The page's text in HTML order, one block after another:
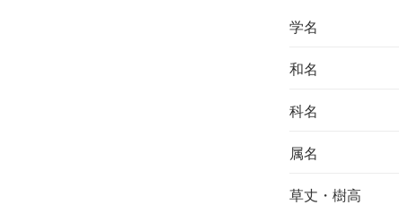
学名
和名
科名
属名
草丈・樹高